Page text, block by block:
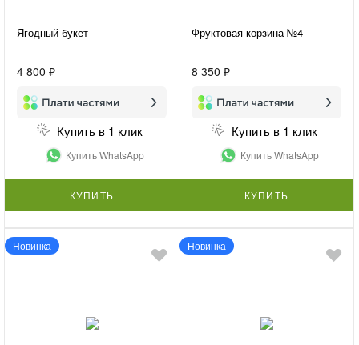
Ягодный букет
4 800 ₽
Купить в 1 клик
Купить WhatsApp
КУПИТЬ
Фруктовая корзина №4
8 350 ₽
Купить в 1 клик
Купить WhatsApp
КУПИТЬ
Новинка Новинка